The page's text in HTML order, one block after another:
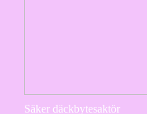
Säker däckbytesaktör